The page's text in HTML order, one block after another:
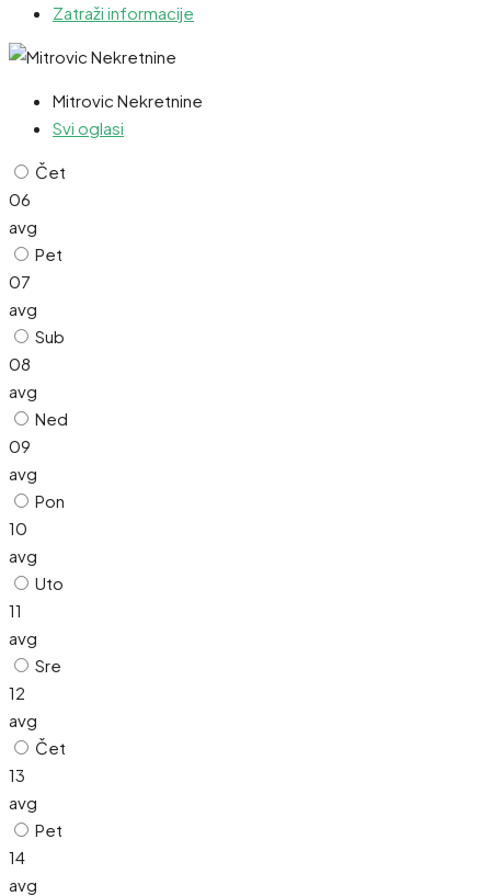
Zatraži informacije
Mitrovic Nekretnine
Svi oglasi
Čet
06
avg
Pet
07
avg
Sub
08
avg
Ned
09
avg
Pon
10
avg
Uto
11
avg
Sre
12
avg
Čet
13
avg
Pet
14
avg